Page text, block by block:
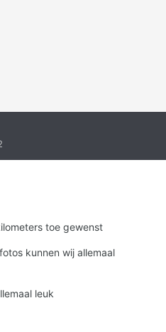
toe gewenst
kunnen wij allemaal
leuk